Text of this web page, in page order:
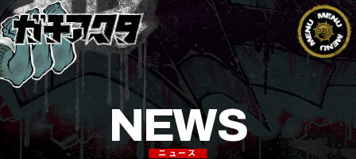
NEWS
ニュース